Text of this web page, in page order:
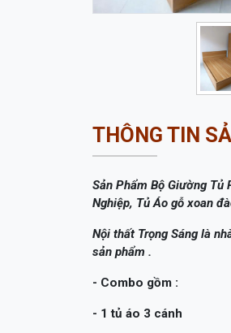
THÔNG TIN
Sản Phẩm Bộ Giường Tủ
Nghiệp, Tủ Áo gỗ xoan
Nội thất Trọng Sáng là
sản phẩm .
- Combo gồm :
- 1 tủ áo 3 cánh